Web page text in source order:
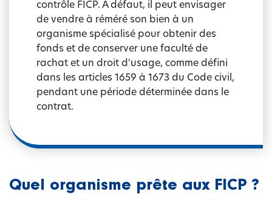
contrôle FICP. A défaut, il peut envisager
de vendre à réméré son bien à un
organisme spécialisé pour obtenir des
fonds et de conserver une faculté de
rachat et un droit d'usage, comme défini
dans les articles 1659 à 1673 du Code civil,
pendant une période déterminée dans le
contrat.
Quel organisme prête aux FICP ?